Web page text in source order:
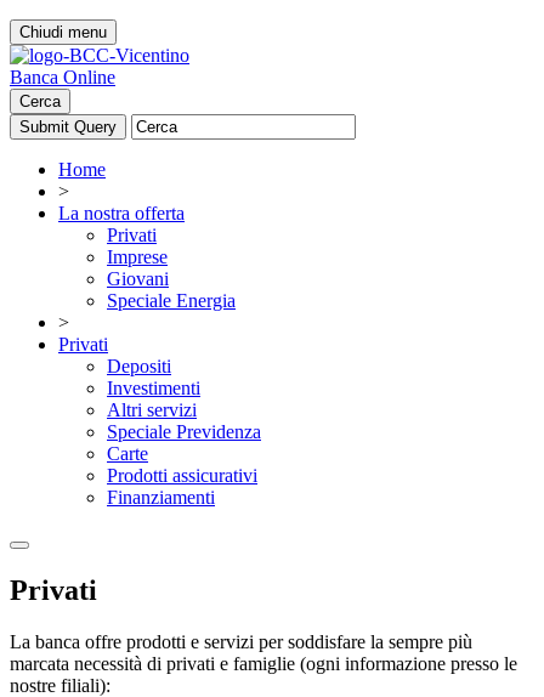
Chiudi menu
Banca Online
Cerca
Home
>
La nostra offerta
Privati
Imprese
Giovani
Speciale Energia
>
Privati
Depositi
Investimenti
Altri servizi
Speciale Previdenza
Carte
Prodotti assicurativi
Finanziamenti
Privati
La banca offre prodotti e servizi per soddisfare la sempre più
marcata necessità di privati e famiglie (ogni informazione presso le
nostre filiali):